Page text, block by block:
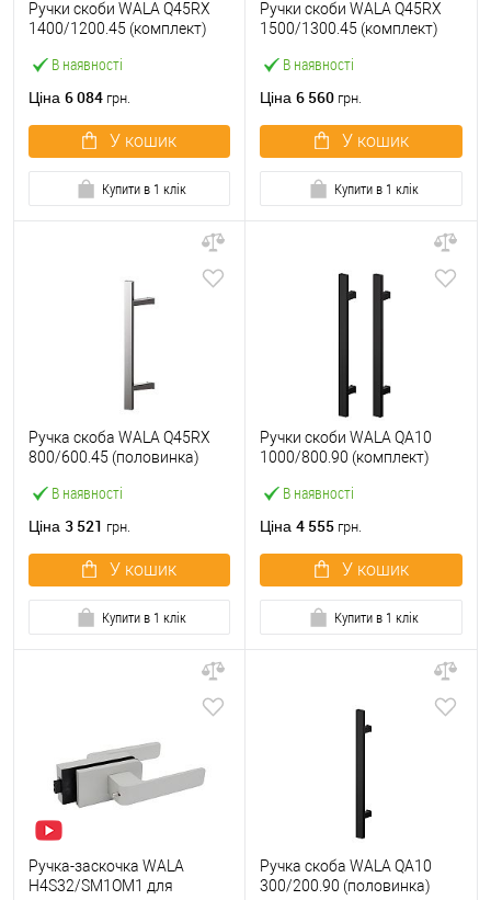
В наявності
Ручки скоби WALA Q45RX
1400/1200.45 (комплект)
сталь М304
Ціна 6 084 грн.
У кошик
Купити в 1 клік
В наявності
Ручки скоби WALA Q45RX
1500/1300.45 (комплект)
сталь М304
Ціна 6 560 грн.
У кошик
Купити в 1 клік
В наявності
Ручка скоба WALA Q45RX
800/600.45 (половинка)
сталь М304
Ціна 3 521 грн.
У кошик
Купити в 1 клік
В наявності
Ручки скоби WALA QA10
1000/800.90 (комплект)
матовий
Ціна 4 555 грн.
У кошик
Купити в 1 клік
Ручка-заскочка WALA
H4S32/SM1OM1 для
Ручка скоба WALA QA10
300/200.90 (половинка)